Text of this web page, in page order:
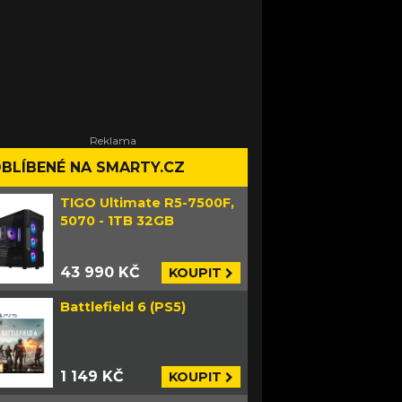
NA SMARTY.CZ
TIGO Ultimate R5-7500F,
5070 - 1TB 32GB
43 990 KČ KOUPIT
Battlefield 6 (PS5)
1 149 KČ KOUPIT